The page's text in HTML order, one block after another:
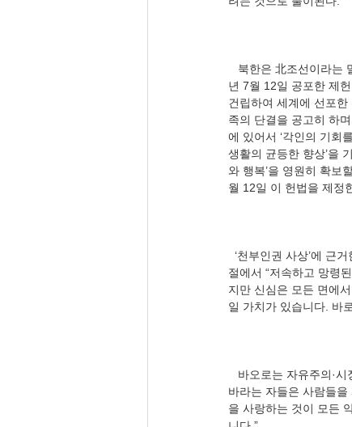
년 7월 12일 공포한 제
건립하여 세계에 선포한
족의 단결을 공고히 하
에 있어서 ‘각인의 기회
생활의 균등한 향상’을
와 행복’을 영원히 확보
절에서 “저속하고 망령
지만 신심은 모든 면에
바라는 자들은 사람들
을 사랑하는 것이 모든